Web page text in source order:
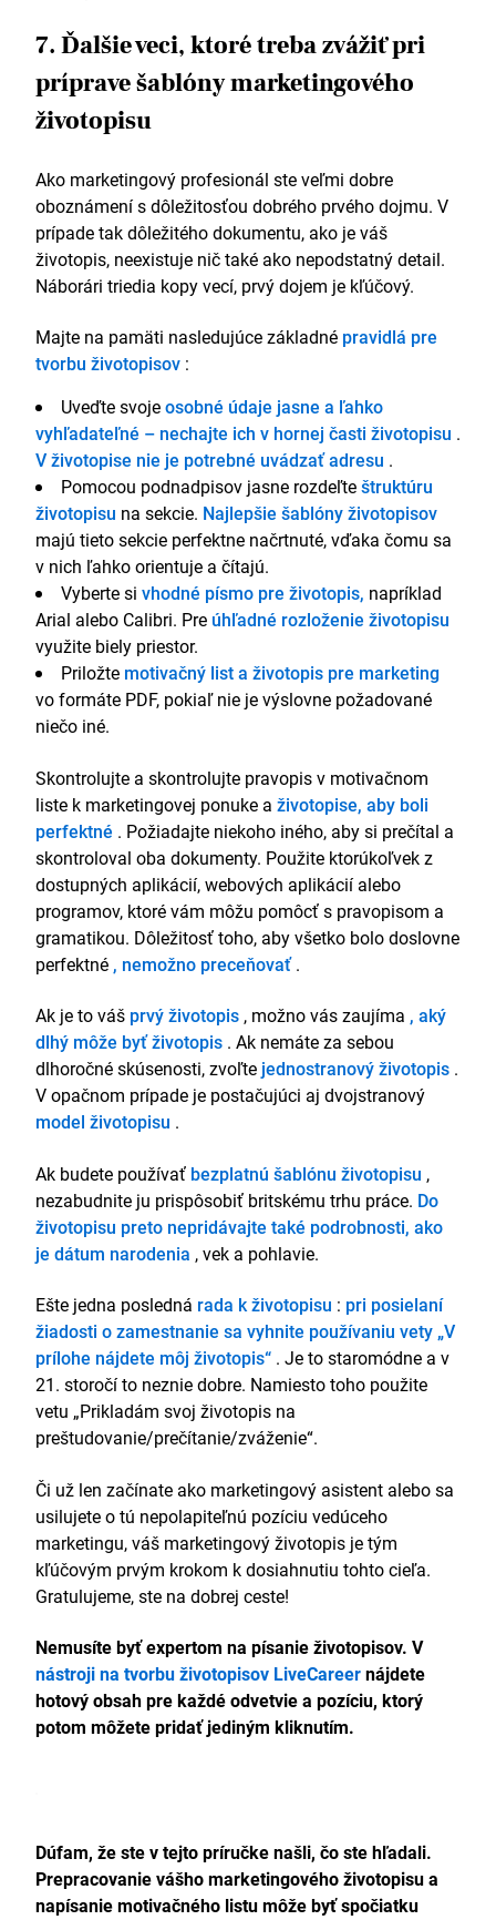
7. Ďalšie veci, ktoré treba zvážiť pri
príprave šablóny marketingového
životopisu
Ako marketingový profesionál ste veľmi dobre
oboznámení s dôležitosťou dobrého prvého dojmu. V
prípade tak dôležitého dokumentu, ako je váš
životopis, neexistuje nič také ako nepodstatný detail.
Náborári triedia kopy vecí, prvý dojem je kľúčový.
Majte na pamäti nasledujúce základné pravidlá pre
tvorbu životopisov :
Uveďte svojeosobné údaje jasne a ľahko
vyhľadateľné – nechajte ich v hornej časti životopisu .
V životopise nie je potrebné uvádzať adresu .
Pomocou podnadpisov jasne rozdeľteštruktúru
životopisu na sekcie. Najlepšie šablóny životopisov
majú tieto sekcie perfektne načrtnuté, vďaka čomu sa
v nich ľahko orientuje a čítajú.
Vyberte si vhodné písmo pre životopis, napríklad
Arial alebo Calibri. Pre úhľadné rozloženie životopisu
využite biely priestor.
Priložte motivačný list a životopis pre marketing
vo formáte PDF, pokiaľ nie je výslovne požadované
niečo iné.
Skontrolujte a skontrolujte pravopis v motivačnom
liste k marketingovej ponuke a životopise, aby boli
perfektné . Požiadajte niekoho iného, aby si prečítal a
skontroloval oba dokumenty. Použite ktorúkoľvek z
dostupných aplikácií, webových aplikácií alebo
programov, ktoré vám môžu pomôcť s pravopisom a
gramatikou. Dôležitosť toho, aby všetko bolo doslovne
perfektné , nemožno preceňovať.
Ak je to váš prvý životopis, možno vás zaujíma , aký
dlhý môže byť životopis . Ak nemáte za sebou
dlhoročné skúsenosti, zvoľte jednostranový životopis .
V opačnom prípade je postačujúci aj dvojstranový
model životopisu .
Ak budete používať bezplatnú šablónu životopisu ,
nezabudnite ju prispôsobiť britskému trhu práce. Do
životopisu preto nepridávajte také podrobnosti, ako
je dátum narodenia , vek a pohlavie.
Ešte jedna posledná rada k životopisu : pri posielaní
žiadosti o zamestnanie sa vyhnite používaniu vety „V
prílohe nájdete môj životopis“ . Je to staromódne a v
21. storočí to neznie dobre. Namiesto toho použite
vetu „Prikladám svoj životopis na
preštudovanie/prečítanie/zváženie“.
Či už len začínate ako marketingový asistent alebo sa
usilujete o tú nepolapiteľnú pozíciu vedúceho
marketingu, váš marketingový životopis je tým
kľúčovým prvým krokom k dosiahnutiu tohto cieľa.
Gratulujeme, ste na dobrej ceste!
Nemusíte byť expertom na písanie životopisov. V
nástroji na tvorbu životopisov LiveCareernájdete
hotový obsah pre každé odvetvie a pozíciu, ktorý
potom môžete pridať jediným kliknutím.
Dúfam, že ste v tejto príručke našli, čo ste hľadali.
Prepracovanie vášho marketingového životopisu a
napísanie motivačného listu môže byť spočiatku